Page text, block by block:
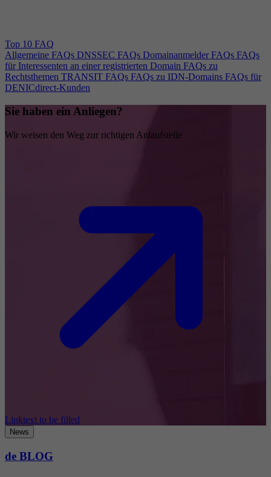
Top 10 FAQ
Allgemeine FAQs DNSSEC FAQs Domainanmelder FAQs FAQs
für Interessenten an einer registrierten Domain FAQs zu
Rechtsthemen TRANSIT FAQs FAQs zu IDN-Domains FAQs für
DENICdirect-Kunden
Sie haben ein Anliegen?
Wir weisen den Weg zur richtigen Anlaufstelle
Linktext to be filled
News
de BLOG